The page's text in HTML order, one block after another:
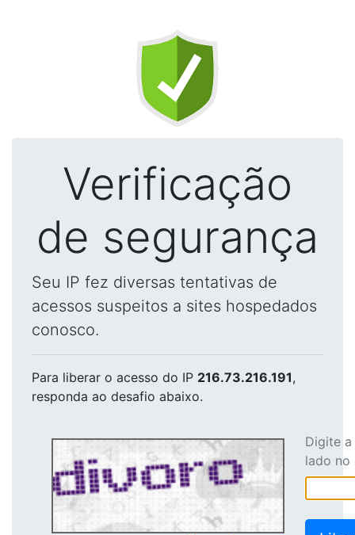
Verificação
de segurança
Seu IP fez diversas tentativas de
acessos suspeitos a sites hospedados
conosco.
Para liberar o acesso do IP 216.73.216.191,
responda ao desafio abaixo.
Digite
lado no